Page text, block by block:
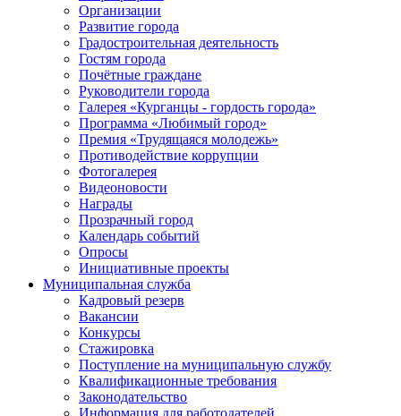
Организации
Развитие города
Градостроительная деятельность
Гостям города
Почётные граждане
Руководители города
Галерея «Курганцы - гордость города»
Программа «Любимый город»
Премия «Трудящаяся молодежь»
Противодействие коррупции
Фотогалерея
Видеоновости
Награды
Прозрачный город
Календарь событий
Опросы
Инициативные проекты
Муниципальная служба
Кадровый резерв
Вакансии
Конкурсы
Стажировка
Поступление на муниципальную службу
Квалификационные требования
Законодательство
Информация для работодателей